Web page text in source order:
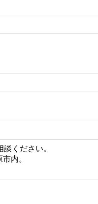
ください。
内。